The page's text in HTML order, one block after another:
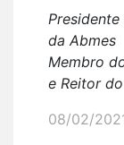
da Abmes
Membro
e Reitor
08/02/